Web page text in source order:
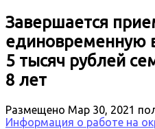
Завершается
единовременную
5 тысяч рублей
8 лет
Размещено Мар 30, 2021
Информация о работе на